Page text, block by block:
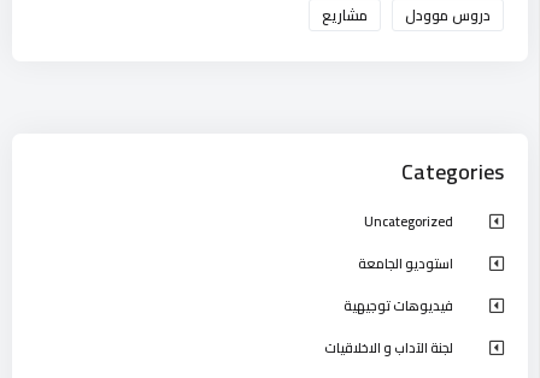
دروس موودل
مشاريع
Categories
Uncategorized
استوديو الجامعة
فيديوهات توجيهية
لجنة الآداب و الاخلاقيات